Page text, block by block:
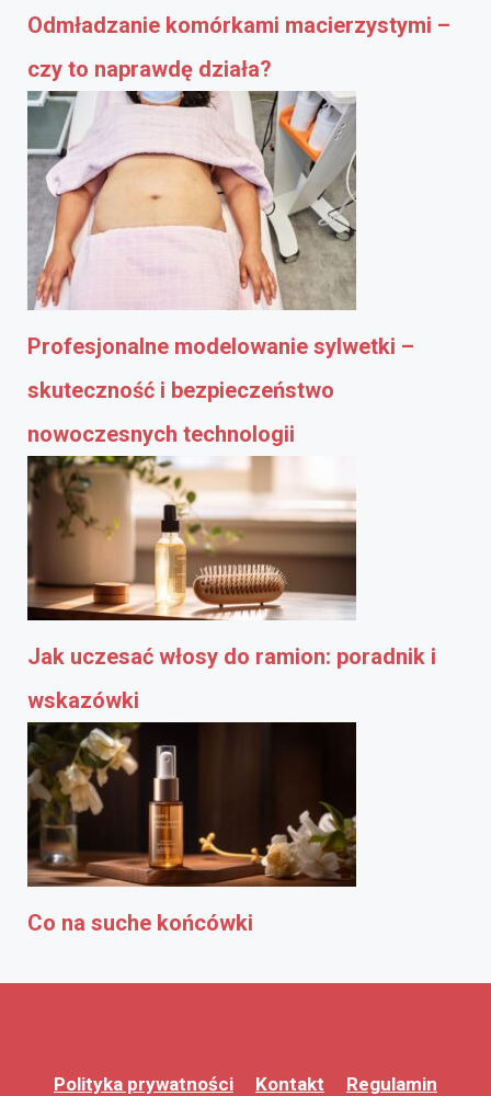
Odmładzanie komórkami macierzystymi –
czy to naprawdę działa?
Profesjonalne modelowanie sylwetki –
skuteczność i bezpieczeństwo
nowoczesnych technologii
Jak uczesać włosy do ramion: poradnik i
wskazówki
Co na suche końcówki
Polityka prywatności Kontakt Regulamin